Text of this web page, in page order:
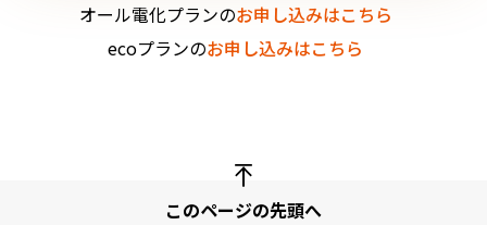
オール電化プランのお申し込みはこちら
ecoプランのお申し込みはこちら
このページの先頭へ